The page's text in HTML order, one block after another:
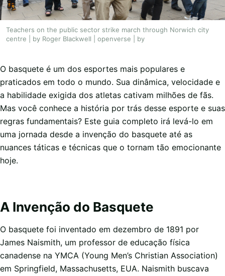
Teachers on the public sector strike march through Norwich city
centre | by Roger Blackwell | openverse | by
O basquete é um dos esportes mais populares e
praticados em todo o mundo. Sua dinâmica, velocidade e
a habilidade exigida dos atletas cativam milhões de fãs.
Mas você conhece a história por trás desse esporte e suas
regras fundamentais? Este guia completo irá levá-lo em
uma jornada desde a invenção do basquete até as
nuances táticas e técnicas que o tornam tão emocionante
hoje.
A Invenção do Basquete
O basquete foi inventado em dezembro de 1891 por
James Naismith, um professor de educação física
canadense na YMCA (Young Men’s Christian Association)
em Springfield, Massachusetts, EUA. Naismith buscava